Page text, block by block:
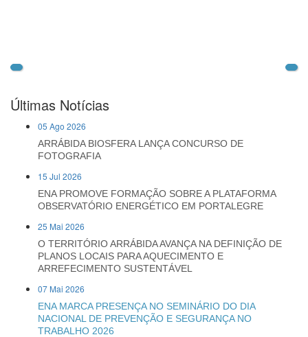
Últimas Notícias
05 Ago 2026
ARRÁBIDA BIOSFERA LANÇA CONCURSO DE
FOTOGRAFIA
15 Jul 2026
ENA PROMOVE FORMAÇÃO SOBRE A PLATAFORMA
OBSERVATÓRIO ENERGÉTICO EM PORTALEGRE
25 Mai 2026
O TERRITÓRIO ARRÁBIDA AVANÇA NA DEFINIÇÃO DE
PLANOS LOCAIS PARA AQUECIMENTO E
ARREFECIMENTO SUSTENTÁVEL
07 Mai 2026
ENA MARCA PRESENÇA NO SEMINÁRIO DO DIA
NACIONAL DE PREVENÇÃO E SEGURANÇA NO
TRABALHO 2026